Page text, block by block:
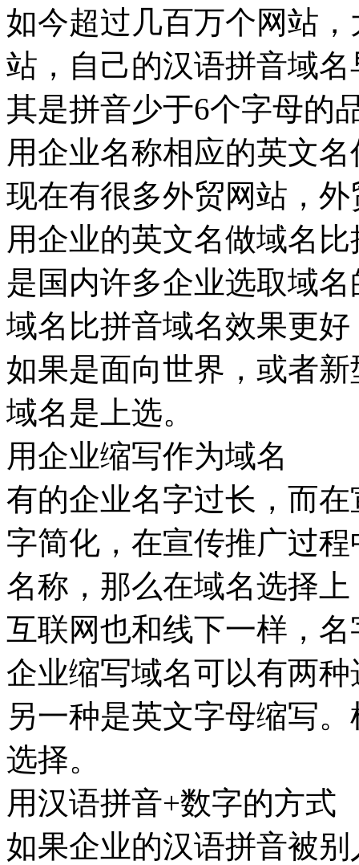
如今超过几百万个网站
站，自己的汉语拼音域
其是拼音少于6个字母的
用企业名称相应的英文
现在有很多外贸网站，
用企业的英文名做域名
是国内许多企业选取域
域名比拼音域名效果更
如果是面向世界，或者
域名是上选。
用企业缩写作为域名
有的企业名字过长，而
字简化，在宣传推广过
名称，那么在域名选择
互联网也和线下一样，
企业缩写域名可以有两
另一种是英文字母缩写
选择。
用汉语拼音+数字的方式
如果企业的汉语拼音被